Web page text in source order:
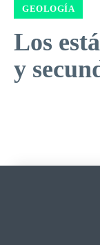
GEOLOGÍA
Los
y